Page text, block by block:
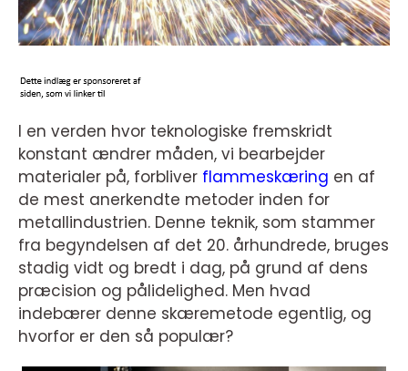
I en verden hvor teknologiske fremskridt
konstant ændrer måden, vi bearbejder
materialer på, forbliver flammeskæring en af
de mest anerkendte metoder inden for
metallindustrien. Denne teknik, som stammer
fra begyndelsen af det 20. århundrede, bruges
stadig vidt og bredt i dag, på grund af dens
præcision og pålidelighed. Men hvad
indebærer denne skæremetode egentlig, og
hvorfor er den så populær?